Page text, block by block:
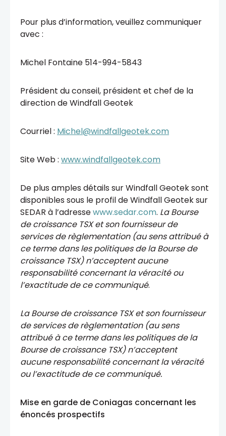
Pour plus d’information, veuillez communiquer
avec :
Michel Fontaine 514-994-5843
Président du conseil, président et chef de la
direction de Windfall Geotek
Courriel : Michel@windfallgeotek.com
Site Web : www.windfallgeotek.com
De plus amples détails sur Windfall Geotek sont
disponibles sous le profil de Windfall Geotek sur
SEDAR à l’adressewww.sedar.com. La Bourse
de croissance TSX et son fournisseur de
services de règlementation (au sens attribué à
ce terme dans les politiques de la Bourse de
croissance TSX) n’acceptent aucune
responsabilité concernant la véracité ou
l’exactitude de ce communiqué.
La Bourse de croissance TSX et son fournisseur
de services de règlementation (au sens
attribué à ce terme dans les politiques de la
Bourse de croissance TSX) n’acceptent
aucune responsabilité concernant la véracité
ou l’exactitude de ce communiqué.
Mise en garde de Coniagas concernant les
énoncés prospectifs